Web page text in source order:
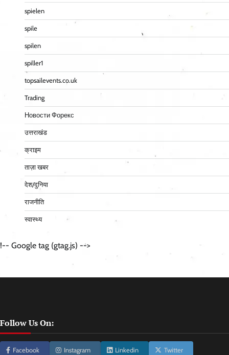
spielen
spile
spilen
spiller1
topsailevents.co.uk
Trading
Новости Форекс
उत्तराखंड
क्राइम
ताज़ा खबर
देश/दुनिया
राजनीति
स्वास्थ्य
!-- Google tag (gtag.js) -->
Follow Us On:
Facebook Instagram Linkedin Twitter